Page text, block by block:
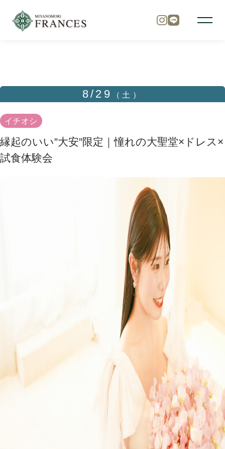
チャペル
パーティ
フォトガイドツアー
8/29 （土）
イチオシ
縁起のいい”大安”限定｜憧れの大聖堂×ドレス×
試食体験会